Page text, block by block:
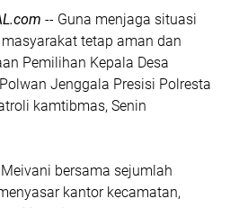
-- Guna menjaga situasi
tetap aman dan
Pemilihan Kepala Desa
Jenggala Presisi Polresta
kamtibmas, Senin
bersama sejumlah
kantor kecamatan,